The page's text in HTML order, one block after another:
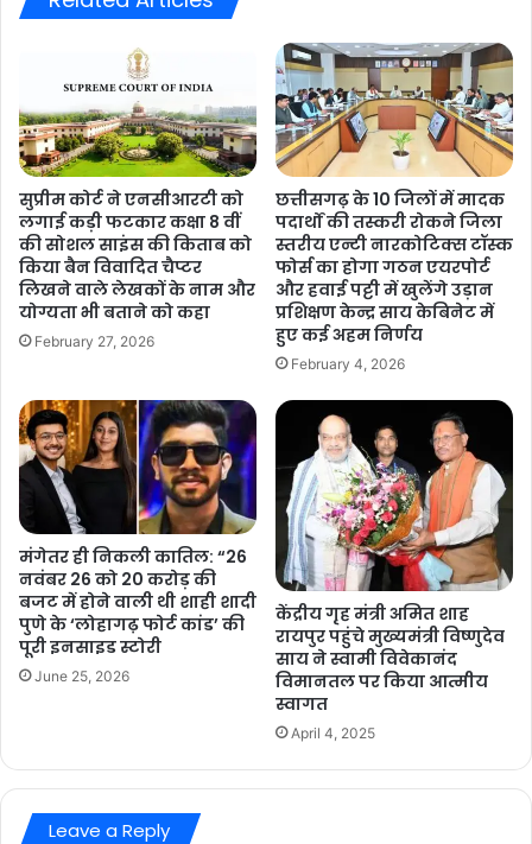
सुप्रीम कोर्ट ने एनसीआरटी को
लगाई कड़ी फटकार कक्षा 8 वीं
की सोशल साइंस की किताब को
किया बैन विवादित चैप्टर
लिखने वाले लेखकों के नाम और
योग्यता भी बताने को कहा
February 27, 2026
छत्तीसगढ़ के 10 जिलों में मादक
पदार्थों की तस्करी रोकने जिला
स्तरीय एन्टी नारकोटिक्स टॉस्क
फोर्स का होगा गठन एयरपोर्ट
और हवाई पट्टी में खुलेंगे उड़ान
प्रशिक्षण केन्द्र साय केबिनेट में
हुए कई अहम निर्णय
February 4, 2026
मंगेतर ही निकली कातिल: “26
नवंबर 26 को 20 करोड़ की
बजट में होने वाली थी शाही शादी
पुणे के ‘लोहागढ़ फोर्ट कांड’ की
पूरी इनसाइड स्टोरी
June 25, 2026
केंद्रीय गृह मंत्री अमित शाह
रायपुर पहुंचे मुख्यमंत्री विष्णुदेव
साय ने स्वामी विवेकानंद
विमानतल पर किया आत्मीय
स्वागत
April 4, 2025
Leave a Reply